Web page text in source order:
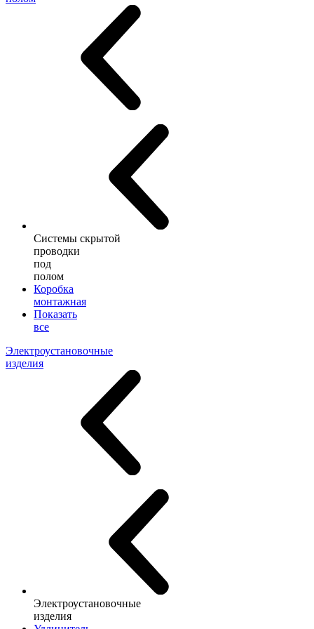
Системы скрытой
проводки
под
полом
Коробка
монтажная
Показать
все
Электроустановочные
изделия
Электроустановочные
изделия